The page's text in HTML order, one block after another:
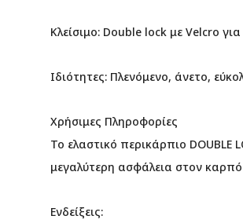
Κλείσιμο: Double lock με Velcro
Ιδιότητες: Πλενόμενο, άνετο,
Χρήσιμες Πληροφορίες
Το ελαστικό περικάρπιο DOUBLE
μεγαλύτερη ασφάλεια στον
Ενδείξεις: